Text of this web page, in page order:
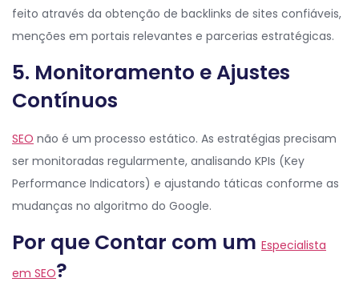
feito através da obtenção de backlinks de sites confiáveis,
menções em portais relevantes e parcerias estratégicas.
5. Monitoramento e Ajustes
Contínuos
SEO não é um processo estático. As estratégias precisam
ser monitoradas regularmente, analisando KPIs (Key
Performance Indicators) e ajustando táticas conforme as
mudanças no algoritmo do Google.
Por que Contar com um Especialista
em SEO?